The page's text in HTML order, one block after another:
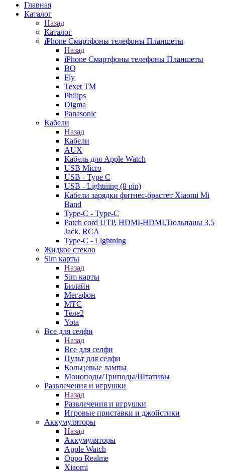
Главная
Каталог
Назад
Каталог
iPhone Смартфоны телефоны Планшеты
Назад
iPhone Смартфоны телефоны Планшеты
BQ
Fly
Texet TM
Philips
Digma
Panasonic
Кабели
Назад
Кабели
AUX
Кабель для Apple Watch
USB Micro
USB - Type C
USB - Lightning (8 pin)
Кабели зарядки фитнес-брастет Xiaomi Mi
Band
Type-C - Type-C
Patch cord UTP, HDMI-HDMI,Тюльпаны 3,5
Jack. RCA
Type-C - Lightning
Жидкое стекло
Sim карты
Назад
Sim карты
Билайн
Мегафон
МТС
Теле2
Yota
Все для селфи
Назад
Все для селфи
Пульт для селфи
Кольцевые лампы
Моноподы/Триподы/Штативы
Развлечения и игрушки
Назад
Развлечения и игрушки
Игровые приставки и джойстики
Аккумуляторы
Назад
Аккумуляторы
Apple Watch
Oppo Realme
Xiaomi